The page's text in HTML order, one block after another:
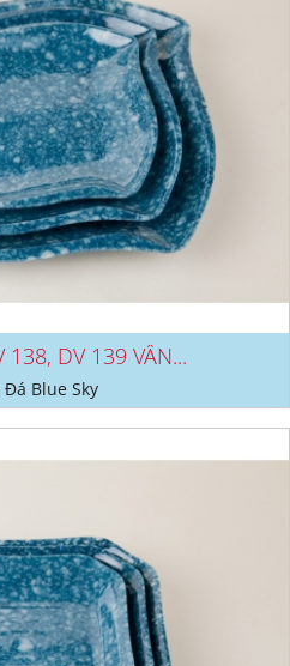
138, DV 139 VÂN...
Đá Blue Sky